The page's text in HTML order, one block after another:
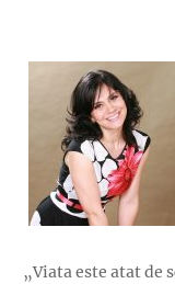
„Viata este atat de